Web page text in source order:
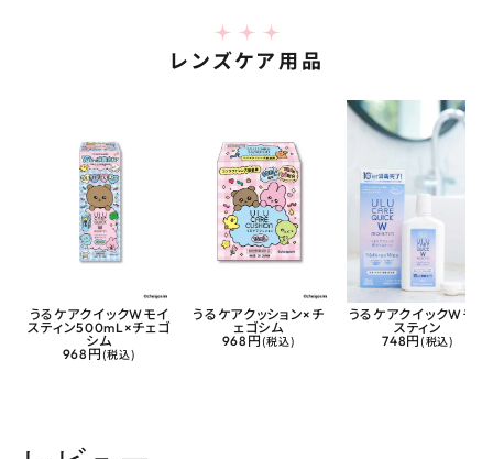
レンズケア用品
うるケアクイックWモイ
スティン500mL×チェゴ
シム
968円 (税込)
うるケアクッション×チ
ェゴシム
968円 (税込)
うるケアクイックWモイ
スティン
748円 (税込)